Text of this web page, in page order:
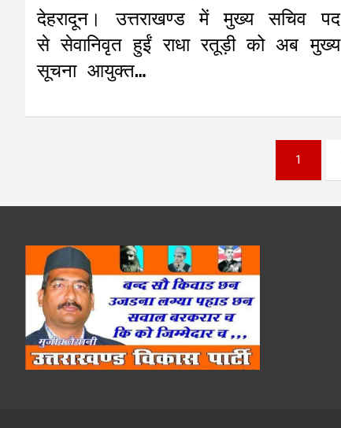
देहरादून। उत्तराखण्ड में मुख्य सचिव पद
से सेवानिवृत हुईं राधा रतूड़ी को अब मुख्य
सूचना आयुक्त…
1